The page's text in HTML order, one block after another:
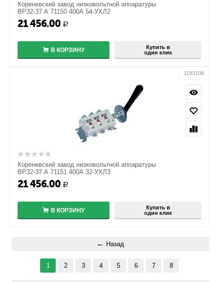
Кореневский завод низковольтной аппаратуры
ВР32-37 А 71150 400А 54-УХЛ2
21 456.00 Р
В КОРЗИНУ
Купить в
один клик
1193108
Кореневский завод низковольтной аппаратуры
ВР32-37 А 71151 400А 32-УХЛ3
21 456.00 Р
В КОРЗИНУ
Купить в
один клик
Назад
1 2 3 4 5 6 7 8